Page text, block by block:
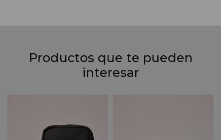
Productos que te pueden
interesar